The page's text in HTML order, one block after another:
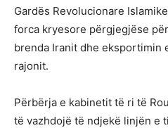
Gardës Revolucionare
forca kryesore përgjegjëse
brenda Iranit dhe eksportimin
rajonit.
Përbërja e kabinetit të ri të
të vazhdojë të ndjekë linjën e